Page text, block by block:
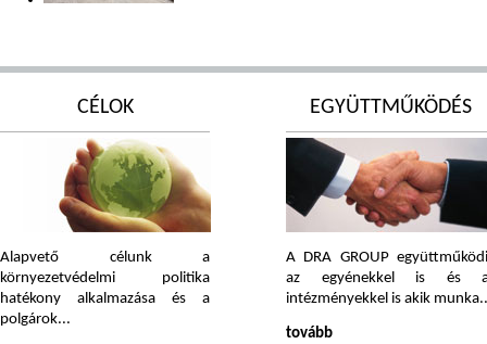
CÉLOK
Alapvető célunk a
környezetvédelmi politika
hatékony alkalmazása és a
polgárok...
EGYÜTTMŰKÖDÉS
A DRA GROUP
az egyénekkel is és
intézményekkel is akik
tovább